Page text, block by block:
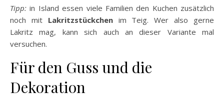
Tipp:in Island essen viele Familien den Kuchen zusätzlich
noch mit Lakritzstückchenim Teig. Wer also gerne
Lakritz mag, kann sich auch an dieser Variante mal
versuchen.
Für den Guss und die
Dekoration